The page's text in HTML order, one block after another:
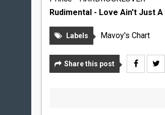
Rudimental - Love Ain't Just
Labels Mavoy's Chart
Share this post